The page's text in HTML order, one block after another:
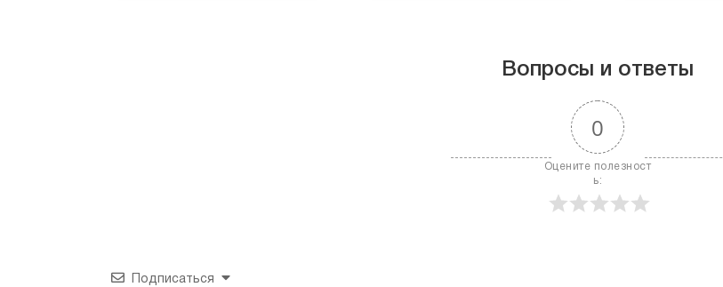
Вопросы и ответы
0
Оцените полезност
ь:
Подписаться